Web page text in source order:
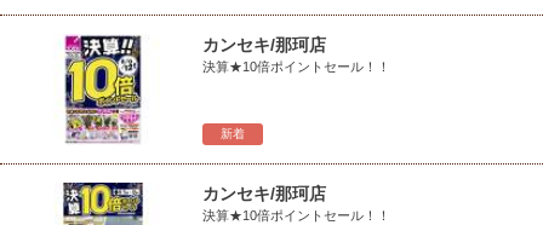
新着
カンセキ/那珂店
決算★10倍ポイントセール！！
カンセキ/那珂店
決算★10倍ポイントセール！！